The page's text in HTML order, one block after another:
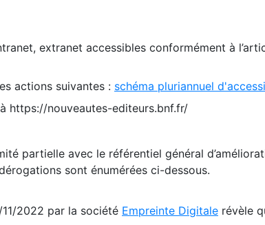
extranet accessibles conformément à
actions suivantes : schéma pluriannuel
https://nouveautes-editeurs.bnf.fr/
partielle avec le référentiel général
sont énumérées ci-dessous.
2022 par la société Empreinte Digitale révèle